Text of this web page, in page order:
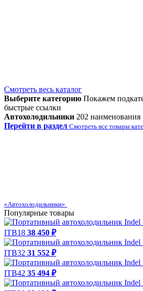
Смотреть весь каталог
Выберите категорию Покажем
быстрые ссылки
Автохолодильники 202 наименования
Перейти в раздел Смотреть все товары
«Автохолодильники»
Популярные товары
ITB18 38 450 ₽
ITB32 31 552 ₽
ITB42 35 494 ₽